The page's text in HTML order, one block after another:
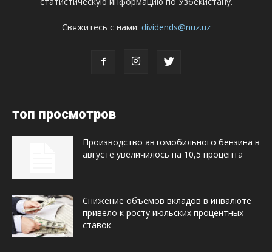
Свяжитесь с нами: dividends@nuz.uz
топ просмотров
Производство автомобильного бензина в
августе увеличилось на 10,5 процента
Снижение объемов вкладов в инвалюте
привело к росту июльских процентных
ставок